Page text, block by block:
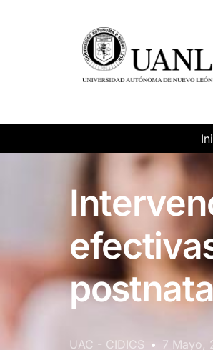
UAC - CIDICS 7 Mayo,